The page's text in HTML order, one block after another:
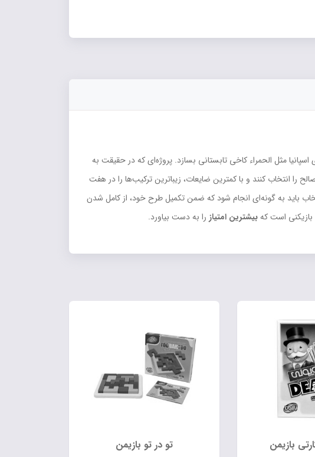
مثل الحمراء کاخی تابستانی بسازد. پروژه‌ای که در حقیقت به
را انتخاب کنند و با کمترین ضایعات، زیباترین ترکیب‌ها را در هفت
باید به گونه‌ای انجام شود که ضمن تکمیل طرح خود، از کامل شدن
بازیکنی است کهبیشترین امتیاز را به دست بیاورد.
بازیمن تو در تو بازیمن